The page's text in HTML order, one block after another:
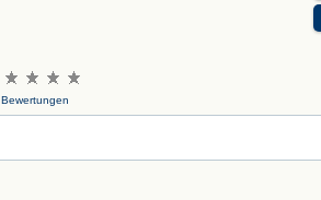
Bewertungen